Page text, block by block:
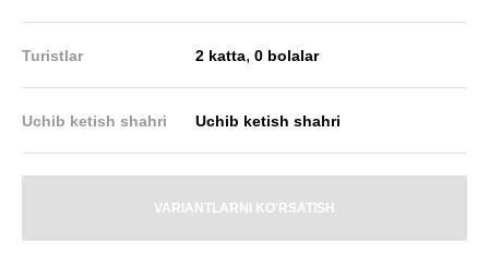
Turistlar 2 katta,0 bolalar
Uchib ketish shahri Uchib ketish shahri
VARIANTLARNI KO'RSATISH